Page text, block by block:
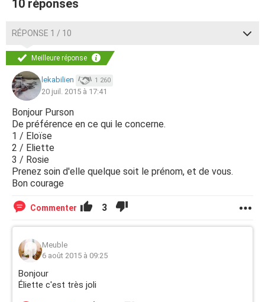
10 réponses
RÉPONSE 1 / 10
Meilleure réponse
lekabilien 1 260
20 juil. 2015 à 17:41
Bonjour Purson
De préférence en ce qui le concerne.
1 / Eloïse
2 / Eliette
3 / Rosie
Prenez soin d'elle quelque soit le prénom, et de vous.
Bon courage
Commenter 3
Meuble
6 août 2015 à 09:25
Bonjour
Éliette c'est très joli